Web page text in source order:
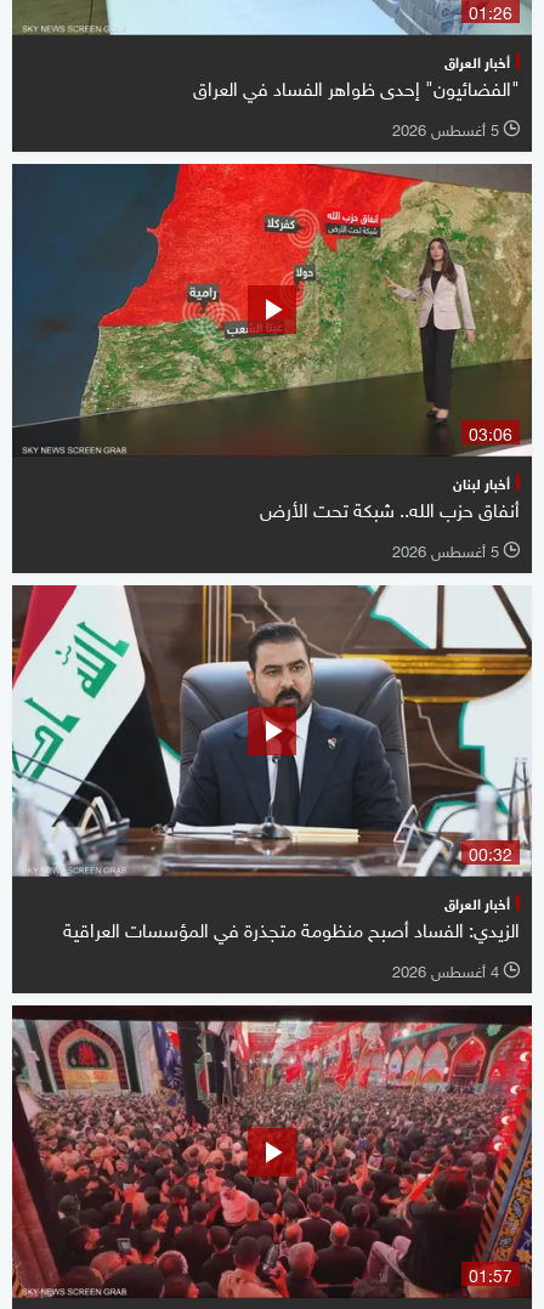
01:26
أخبار العراق
"الفضائيون" إحدى ظواهر الفساد في العراق
l 5 أغسطس 2026
03:06
أخبار لبنان
أنفاق حزب الله.. شبكة تحت الأرض
l 5 أغسطس 2026
00:32
أخبار العراق
الزيدي: الفساد أصبح منظومة متجذرة في المؤسسات العراقية
l 4 أغسطس 2026
01:57